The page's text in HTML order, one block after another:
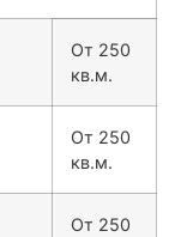
От 250
кв.м.
От 250
кв.м.
От 250